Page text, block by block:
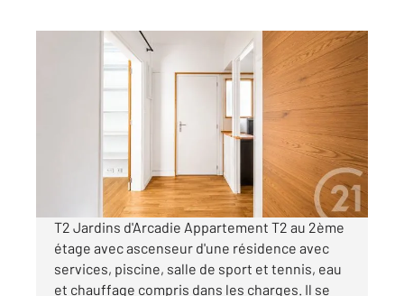
ANGLET 64
2, 2 pièces
Ref : 5071
Appartement F2 à vendre
155 000 €
Visiter le site dédié
T2 Jardins d'Arcadie Appartement T2 au 2ème
étage avec ascenseur d'une résidence avec
services, piscine, salle de sport et tennis, eau
et chauffage compris dans les charges. Il se